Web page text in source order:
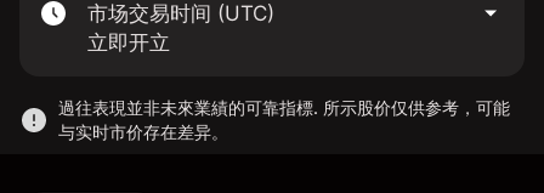
市场交易时间 (UTC)
立即开立
過往表現並非未來業績的可靠指標. 所示股价仅供参考，可能
与实时市价存在差异。